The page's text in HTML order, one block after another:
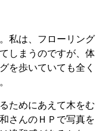
私は、フローリング
しまうのですが、体
を歩いていても全く
ためにあえて木をむ
さんのＨＰで写真を